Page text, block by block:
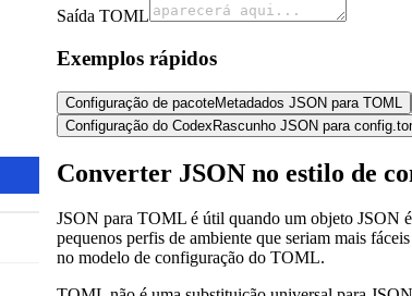
Saída TOML
Exemplos rápidos
Configuração de pacoteMetadados JSON para TOML
Configuração do CodexRascunho JSON para
Converter JSON no estilo de
JSON para TOML é útil quando um objeto JSON
pequenos perfis de ambiente que seriam mais
no modelo de configuração do TOML.